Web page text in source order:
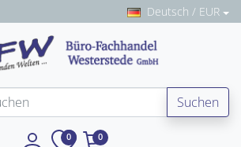
Deutsch / EUR
Suchen
0 0